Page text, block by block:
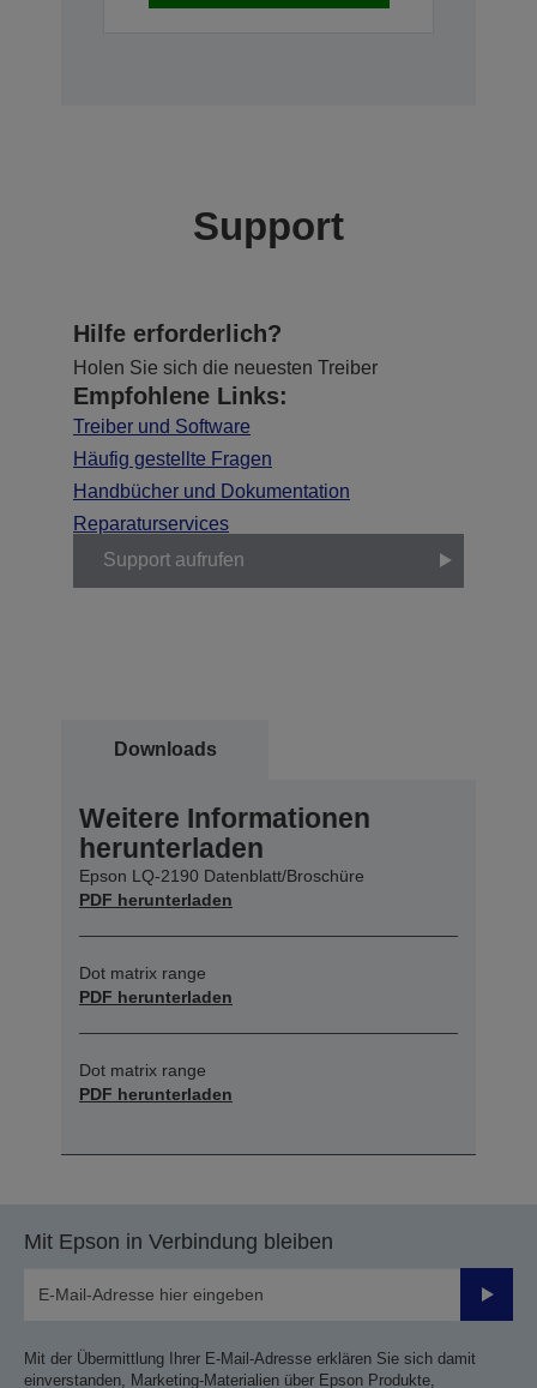
Support
Hilfe erforderlich?
Holen Sie sich die neuesten Treiber
Empfohlene Links:
Treiber und Software
Häufig gestellte Fragen
Handbücher und Dokumentation
Reparaturservices
Support aufrufen
Downloads
Weitere Informationen
herunterladen
Epson LQ-2190 Datenblatt/Broschüre
PDF herunterladen
Dot matrix range
PDF herunterladen
Dot matrix range
PDF herunterladen
Mit Epson in Verbindung bleiben
Mit der Übermittlung Ihrer E-Mail-Adresse erklären Sie sich damit
einverstanden, Marketing-Materialien über Epson Produkte,